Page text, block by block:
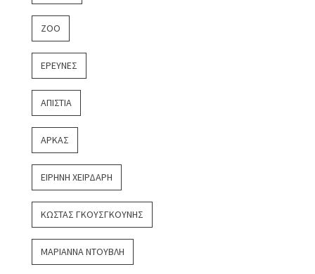
ZOO
ΈΡΕΥΝΕΣ
ΑΠΙΣΤΊΑ
ΑΡΚΆΣ
ΕΙΡΉΝΗ ΧΕΙΡΔΆΡΗ
ΚΏΣΤΑΣ ΓΚΟΥΣΓΚΟΎΝΗΣ
ΜΑΡΙΆΝΝΑ ΝΤΟΎΒΛΗ